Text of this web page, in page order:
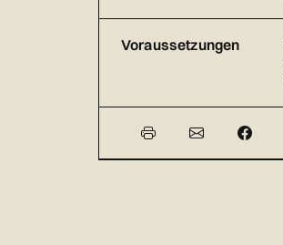
Voraussetzungen